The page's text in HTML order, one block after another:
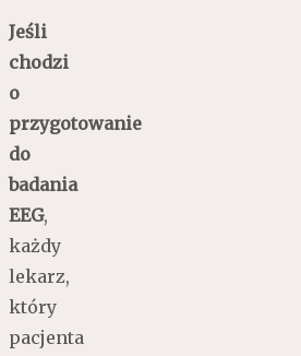
Jeśli
chodzi
o
przygotowanie
do
badania
EEG,
każdy
lekarz,
który
pacjenta